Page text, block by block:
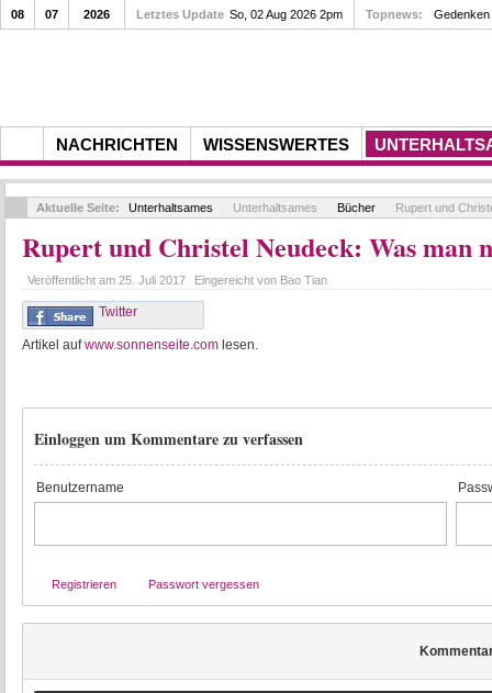
NACHRICHTEN WISSENSWERTES
08 07 2026 Letztes Update So, 02 Aug 2026 2pm Topnews: Gedenken
Aktuelle Seite: Unterhaltsames Unterhaltsames Bücher Rupert und
Rupert und Christel Neudeck: Was man
Veröffentlicht am 25. Juli 2017 Eingereicht von Bao Tian
Twitter
Artikel aufwww.sonnenseite.com lesen.
Einloggen um Kommentare zu verfassen
Benutzername
Registrieren Passwort vergessen